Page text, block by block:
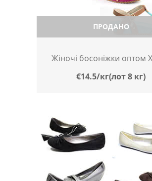
ПРОДАНО
Жіночі босоніжки оптом
€14.5/кг(лот 8 кг)